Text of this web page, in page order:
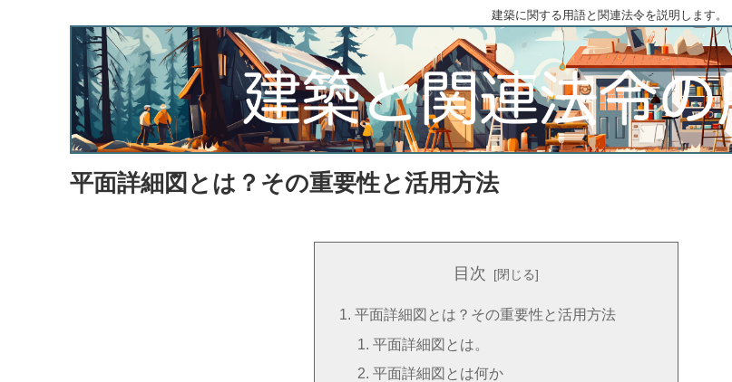
建築に関する用語と関連法令を説明します。
平面詳細図とは？その重要性と活用方法
目次
平面詳細図とは？その重要性と活用方法
平面詳細図とは。
平面詳細図とは何か